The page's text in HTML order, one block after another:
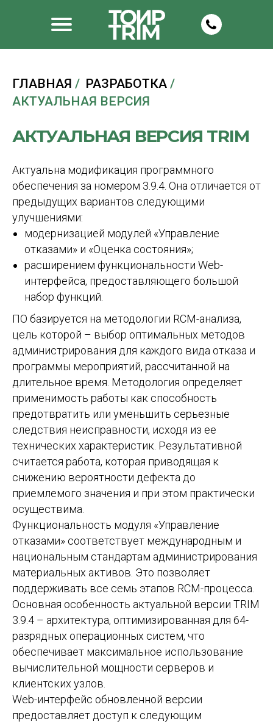
ГЛАВНАЯ / РАЗРАБОТКА /
АКТУАЛЬНАЯ ВЕРСИЯ
АКТУАЛЬНАЯ ВЕРСИЯ TRIM
Актуальна модификация программного
обеспечения за номером 3.9.4. Она отличается от
предыдущих вариантов следующими
улучшениями:
модернизацией модулей «Управление
отказами» и «Оценка состояния»;
расширением функциональности Web-
интерфейса, предоставляющего большой
набор функций.
ПО базируется на методологии RCM-анализа,
цель которой – выбор оптимальных методов
администрирования для каждого вида отказа и
программы мероприятий, рассчитанной на
длительное время. Методология определяет
применимость работы как способность
предотвратить или уменьшить серьезные
следствия неисправности, исходя из ее
технических характеристик. Результативной
считается работа, которая приводящая к
снижению вероятности дефекта до
приемлемого значения и при этом практически
осуществима.
Функциональность модуля «Управление
отказами» соответствует международным и
национальным стандартам администрирования
материальных активов. Это позволяет
поддерживать все семь этапов RCM-процесса.
Основная особенность актуальной версии TRIM
3.9.4 – архитектура, оптимизированная для 64-
разрядных операционных систем, что
обеспечивает максимальное использование
вычислительной мощности серверов и
клиентских узлов.
Web-интерфейс обновленной версии
предоставляет доступ к следующим